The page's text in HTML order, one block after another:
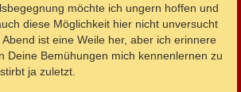
möchte ich ungern hoffen und
diese Möglichkeit hier nicht unversucht
ist eine Weile her, aber ich erinnere
Deine Bemühungen mich kennenlernen zu
ja zuletzt.